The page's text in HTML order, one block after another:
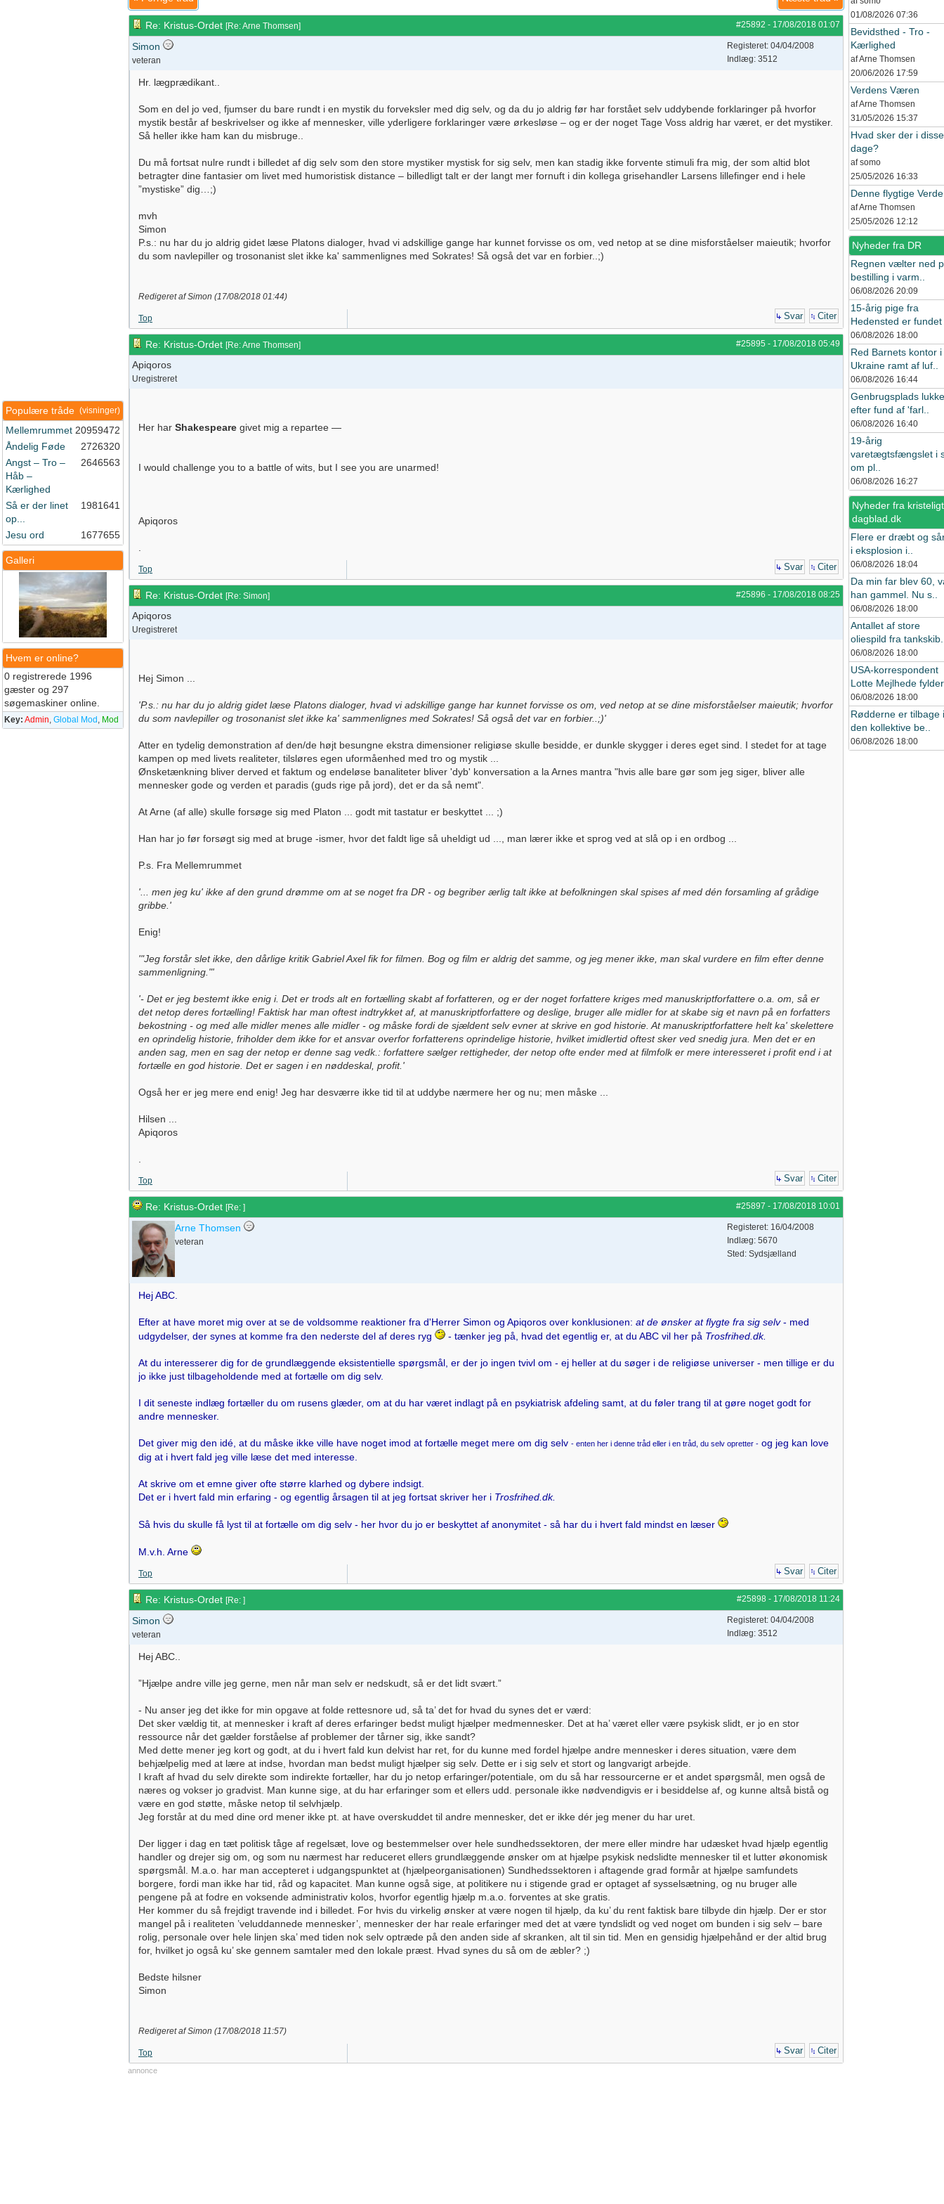
(visninger)
Populære tråde
Mellemrummet 20959472
Åndelig Føde
2726320
Angst – Tro –
Håb –
Kærlighed
2646563
Så er der linet
op...
1981641
Jesu ord 1677655
Galleri
Hvem er online?
0 registrerede 1996
gæster og 297
søgemaskiner online.
Key: Admin, Global Mod , Mod
#25892 - 17/08/2018 01:07
Re: Kristus-Ordet [Re: Arne Thomsen]
Simon
veteran
Registeret: 04/04/2008
Indlæg: 3512
Hr. lægprædikant..
Som en del jo ved, fjumser du bare rundt i en mystik du forveksler med dig selv, og da du jo aldrig før har forstået selv uddybende forklaringer på hvorfor
mystik består af beskrivelser og ikke af mennesker, ville yderligere forklaringer være ørkesløse – og er der noget Tage Voss aldrig har været, er det mystiker.
Så heller ikke ham kan du misbruge..
Du må fortsat nulre rundt i billedet af dig selv som den store mystiker mystisk for sig selv, men kan stadig ikke forvente stimuli fra mig, der som altid blot
betragter dine fantasier om livet med humoristisk distance – billedligt talt er der langt mer fornuft i din kollega grisehandler Larsens lillefinger end i hele
”mystiske” dig…;)
mvh
Simon
P.s.: nu har du jo aldrig gidet læse Platons dialoger, hvad vi adskillige gange har kunnet forvisse os om, ved netop at se dine misforståelser maieutik; hvorfor
du som navlepiller og trosonanist slet ikke ka' sammenlignes med Sokrates! Så også det var en forbier..;)
Redigeret af Simon (17/08/2018 01:44)
Top Svar Citer
#25895 - 17/08/2018 05:49
Re: Kristus-Ordet [Re: Arne Thomsen]
Apiqoros
Uregistreret
Her har Shakespeare givet mig a repartee ―
I would challenge you to a battle of wits, but I see you are unarmed!
Apiqoros
Top Svar Citer
#25896 - 17/08/2018 08:25
Re: Kristus-Ordet [Re: Simon]
Apiqoros
Uregistreret
Hej Simon ...
'P.s.: nu har du jo aldrig gidet læse Platons dialoger, hvad vi adskillige gange har kunnet forvisse os om, ved netop at se dine misforståelser maieutik; hvorfor
du som navlepiller og trosonanist slet ikke ka' sammenlignes med Sokrates! Så også det var en forbier..;)'
Atter en tydelig demonstration af den/de højt besungne ekstra dimensioner religiøse skulle besidde, er dunkle skygger i deres eget sind. I stedet for at tage
kampen op med livets realiteter, tilsløres egen uformåenhed med tro og mystik ...
Ønsketænkning bliver derved et faktum og endeløse banaliteter bliver 'dyb' konversation a la Arnes mantra "hvis alle bare gør som jeg siger, bliver alle
mennesker gode og verden et paradis (guds rige på jord), det er da så nemt".
At Arne (af alle) skulle forsøge sig med Platon ... godt mit tastatur er beskyttet ... ;)
Han har jo før forsøgt sig med at bruge -ismer, hvor det faldt lige så uheldigt ud ..., man lærer ikke et sprog ved at slå op i en ordbog ...
P.s. Fra Mellemrummet
'... men jeg ku' ikke af den grund drømme om at se noget fra DR - og begriber ærlig talt ikke at befolkningen skal spises af med dén forsamling af grådige
gribbe.'
Enig!
'"Jeg forstår slet ikke, den dårlige kritik Gabriel Axel fik for filmen. Bog og film er aldrig det samme, og jeg mener ikke, man skal vurdere en film efter denne
sammenligning."'
'- Det er jeg bestemt ikke enig i. Det er trods alt en fortælling skabt af forfatteren, og er der noget forfattere kriges med manuskriptforfattere o.a. om, så er
det netop deres fortælling! Faktisk har man oftest indtrykket af, at manuskriptforfattere og deslige, bruger alle midler for at skabe sig et navn på en forfatters
bekostning - og med alle midler menes alle midler - og måske fordi de sjældent selv evner at skrive en god historie. At manuskriptforfattere helt ka' skelettere
en oprindelig historie, friholder dem ikke for et ansvar overfor forfatterens oprindelige historie, hvilket imidlertid oftest sker ved snedig jura. Men det er en
anden sag, men en sag der netop er denne sag vedk.: forfattere sælger rettigheder, der netop ofte ender med at filmfolk er mere interesseret i profit end i at
fortælle en god historie. Det er sagen i en nøddeskal, profit.'
Også her er jeg mere end enig! Jeg har desværre ikke tid til at uddybe nærmere her og nu; men måske ...
Hilsen ...
Apiqoros
Top Svar Citer
#25897 - 17/08/2018 10:01
Re: Kristus-Ordet [Re: ]
Arne Thomsen
veteran
Registeret: 16/04/2008
Indlæg: 5670
Sted: Sydsjælland
Hej ABC.
Efter at have moret mig over at se de voldsomme reaktioner fra d'Herrer Simon og Apiqoros over konklusionen: at de ønsker at flygte fra sig selv- med
udgydelser, der synes at komme fra den nederste del af deres ryg
- tænker jeg på, hvad det egentlig er, at du ABC vil her på Trosfrihed.dk.
At du interesserer dig for de grundlæggende eksistentielle spørgsmål, er der jo ingen tvivl om - ej heller at du søger i de religiøse universer - men tillige er du
jo ikke just tilbageholdende med at fortælle om dig selv.
I dit seneste indlæg fortæller du om rusens glæder, om at du har været indlagt på en psykiatrisk afdeling samt, at du føler trang til at gøre noget godt for
andre mennesker.
Det giver mig den idé, at du måske ikke ville have noget imod at fortælle meget mere om dig selv - enten her i denne tråd eller i en tråd, du selv opretter - og jeg kan love
dig at i hvert fald jeg ville læse det med interesse.
At skrive om et emne giver ofte større klarhed og dybere indsigt.
Det er i hvert fald min erfaring - og egentlig årsagen til at jeg fortsat skriver her i Trosfrihed.dk.
Så hvis du skulle få lyst til at fortælle om dig selv - her hvor du jo er beskyttet af anonymitet - så har du i hvert fald mindst en læser
M.v.h. Arne
Top Svar Citer
#25898 - 17/08/2018 11:24
Re: Kristus-Ordet [Re: ]
Simon
veteran
Registeret: 04/04/2008
Indlæg: 3512
Hej ABC..
”Hjælpe andre ville jeg gerne, men når man selv er nedskudt, så er det lidt svært.”
- Nu anser jeg det ikke for min opgave at folde rettesnore ud, så ta’ det for hvad du synes det er værd:
Det sker vældig tit, at mennesker i kraft af deres erfaringer bedst muligt hjælper medmennesker. Det at ha’ været eller være psykisk slidt, er jo en stor
ressource når det gælder forståelse af problemer der tårner sig, ikke sandt?
Med dette mener jeg kort og godt, at du i hvert fald kun delvist har ret, for du kunne med fordel hjælpe andre mennesker i deres situation, være dem
behjælpelig med at lære at indse, hvordan man bedst muligt hjælper sig selv. Dette er i sig selv et stort og langvarigt arbejde.
I kraft af hvad du selv direkte som indirekte fortæller, har du jo netop erfaringer/potentiale, om du så har ressourcerne er et andet spørgsmål, men også de
næres og vokser jo gradvist. Man kunne sige, at du har erfaringer som et ellers udd. personale ikke nødvendigvis er i besiddelse af, og kunne altså bistå og
være en god støtte, måske netop til selvhjælp.
Jeg forstår at du med dine ord mener ikke pt. at have overskuddet til andre mennesker, det er ikke dér jeg mener du har uret.
Der ligger i dag en tæt politisk tåge af regelsæt, love og bestemmelser over hele sundhedssektoren, der mere eller mindre har udæsket hvad hjælp egentlig
handler og drejer sig om, og som nu nærmest har reduceret ellers grundlæggende ønsker om at hjælpe psykisk nedslidte mennesker til et lutter økonomisk
spørgsmål. M.a.o. har man accepteret i udgangspunktet at (hjælpeorganisationen) Sundhedssektoren i aftagende grad formår at hjælpe samfundets
borgere, fordi man ikke har tid, råd og kapacitet. Man kunne også sige, at politikere nu i stigende grad er optaget af sysselsætning, og nu bruger alle
pengene på at fodre en voksende administrativ kolos, hvorfor egentlig hjælp m.a.o. forventes at ske gratis.
Her kommer du så frejdigt travende ind i billedet. For hvis du virkelig ønsker at være nogen til hjælp, da ku’ du rent faktisk bare tilbyde din hjælp. Der er stor
mangel på i realiteten ’veluddannede mennesker’, mennesker der har reale erfaringer med det at være tyndslidt og ved noget om bunden i sig selv – bare
rolig, personale over hele linjen ska’ med tiden nok selv optræde på den anden side af skranken, alt til sin tid. Men en gensidig hjælpehånd er der altid brug
for, hvilket jo også ku’ ske gennem samtaler med den lokale præst. Hvad synes du så om de æbler? ;)
Bedste hilsner
Simon
Redigeret af Simon (17/08/2018 11:57)
Top Svar Citer
annonce
01/08/2026 07:36
Bevidsthed - Tro -
Kærlighed
af Arne Thomsen
20/06/2026 17:59
Verdens Væren
af Arne Thomsen
31/05/2026 15:37
Hvad sker der i disse
dage?
af somo
25/05/2026 16:33
Denne flygtige
af Arne Thomsen
25/05/2026 12:12
Nyheder fra DR
Regnen vælter ned
bestilling i varm..
06/08/2026 20:09
15-årig pige fra
Hedensted er fundet
06/08/2026 18:00
Red Barnets kontor i
Ukraine ramt af luf..
06/08/2026 16:44
Genbrugsplads
efter fund af 'farl..
06/08/2026 16:40
19-årig
varetægtsfængslet i
om pl..
06/08/2026 16:27
Nyheder fra
dagblad.dk
Flere er dræbt og
i eksplosion i..
06/08/2026 18:04
Da min far blev 60,
han gammel. Nu s..
06/08/2026 18:00
Antallet af store
oliespild fra
06/08/2026 18:00
USA-korrespondent
Lotte Mejlhede
06/08/2026 18:00
Rødderne er tilbage i
den kollektive be..
06/08/2026 18:00